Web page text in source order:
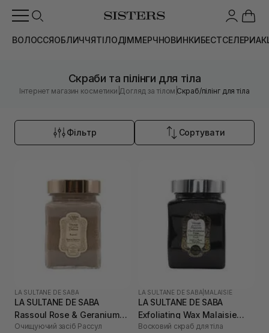
ВОЛОССЯОБЛИЧЧЯТІЛОДІММЕРЧНОВИНКИБЕСТСЕЛЕРИ
Скраби та пілінги для тіла
Інтернет магазин косметики |Догляд за тілом |Скраб/пілінг для тіла
Фільтр Сортувати
LA SULTANE DE SABA
LA SULTANE DE SABA
Rassoul Rose & Geranium
300 мл
Очищуючий засіб Рассул
LA SULTANE DE SABA MALAISIE
LA SULTANE DE SABA
Exfoliating Wax Malaisie
300 мл
Восковий скраб для тіла